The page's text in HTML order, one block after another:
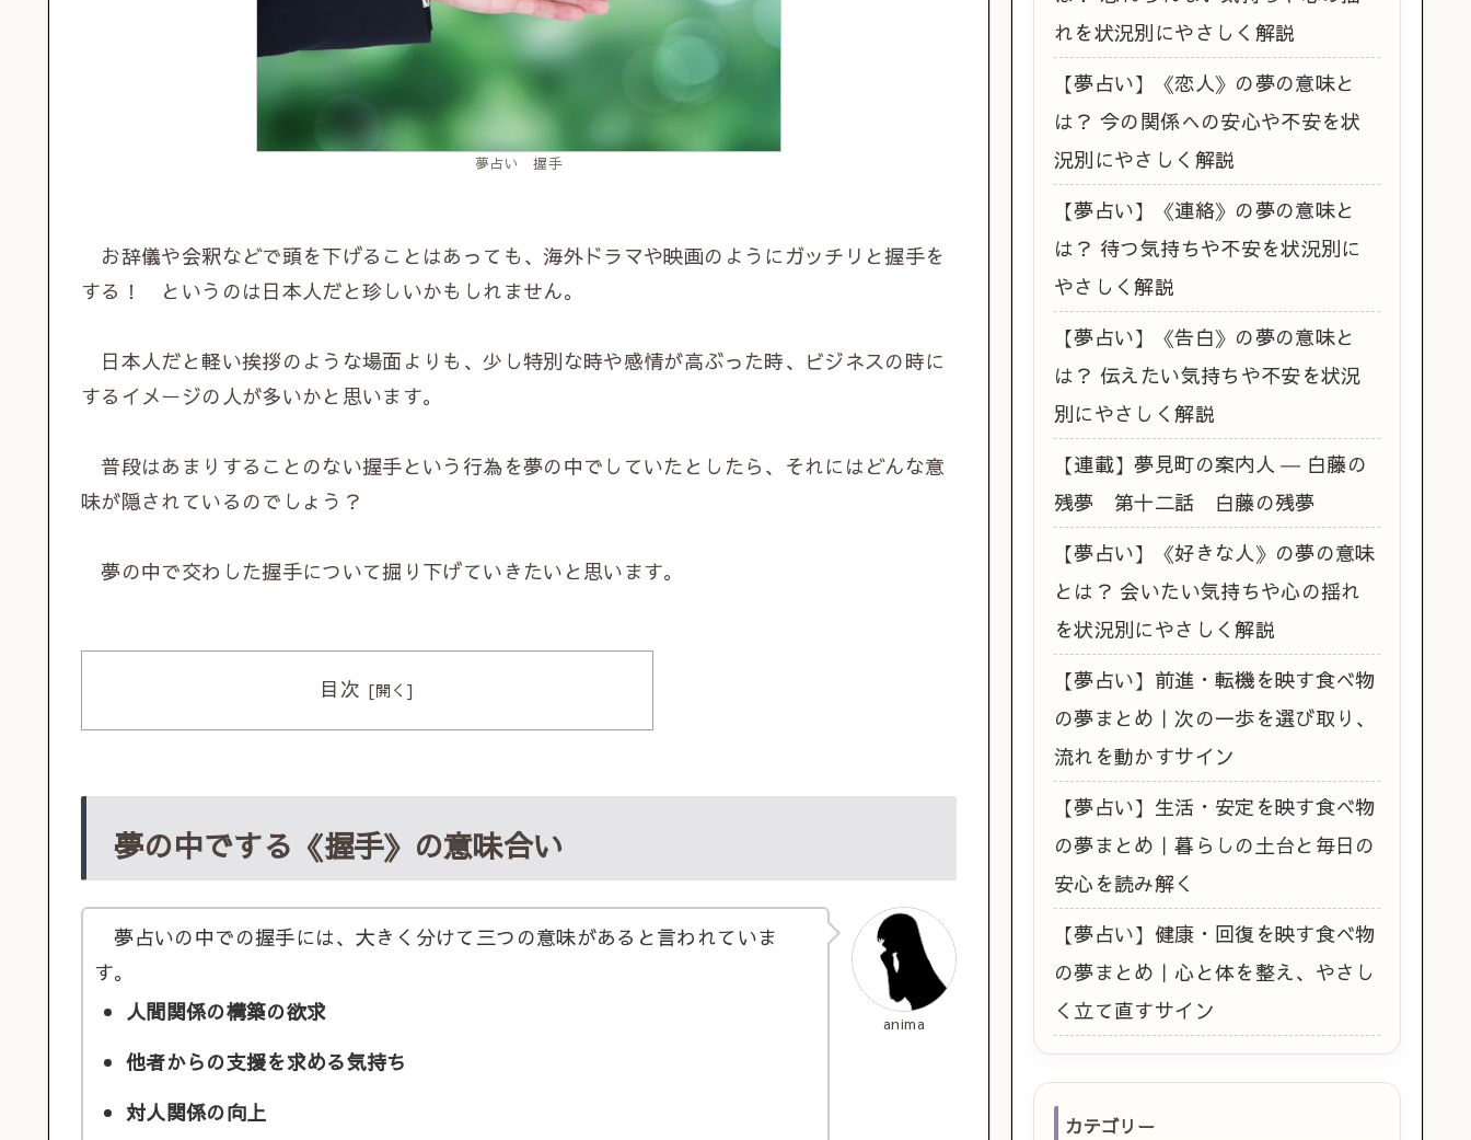
夢占い 握手
お辞儀や会釈などで頭を下げることはあっても、海外ドラマや映画のようにガッチリと握手を
する！ というのは日本人だと珍しいかもしれません。
日本人だと軽い挨拶のような場面よりも、少し特別な時や感情が高ぶった時、ビジネスの時に
するイメージの人が多いかと思います。
普段はあまりすることのない握手という行為を夢の中でしていたとしたら、それにはどんな意
味が隠されているのでしょう？
夢の中で交わした握手について掘り下げていきたいと思います。
目次
夢の中でする《握手》の意味合い
anima
夢占いの中での握手には、大きく分けて三つの意味があると言われていま
す。
人間関係の構築の欲求
他者からの支援を求める気持ち
対人関係の向上
れを状況別にやさしく解説
【夢占い】《恋人》の夢の意味と
は？ 今の関係への安心や不安を状
況別にやさしく解説
【夢占い】《連絡》の夢の意味と
は？ 待つ気持ちや不安を状況別に
やさしく解説
【夢占い】《告白》の夢の意味と
は？ 伝えたい気持ちや不安を状況
別にやさしく解説
【連載】夢見町の案内人 ― 白藤の
残夢 第十二話 白藤の残夢
【夢占い】《好きな人》の夢の意味
とは？ 会いたい気持ちや心の揺れ
を状況別にやさしく解説
【夢占い】前進・転機を映す食べ物
の夢まとめ｜次の一歩を選び取り、
流れを動かすサイン
【夢占い】生活・安定を映す食べ物
の夢まとめ｜暮らしの土台と毎日の
安心を読み解く
【夢占い】健康・回復を映す食べ物
の夢まとめ｜心と体を整え、やさし
く立て直すサイン
カテゴリー